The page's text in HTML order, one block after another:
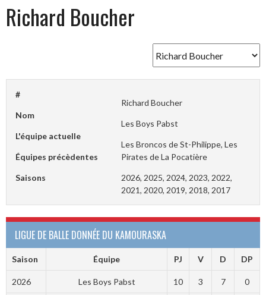
Richard Boucher
#
Nom
Richard Boucher
L'équipe actuelle
Les Boys Pabst
Équipes précèdentes
Les Broncos de St-Philippe, Les
Pirates de La Pocatière
Saisons
2026, 2025, 2024, 2023, 2022,
2021, 2020, 2019, 2018, 2017
LIGUE DE BALLE DONNÉE DU KAMOURASKA
Saison Équipe PJ V D DP
2026 Les Boys Pabst 10 3 7 0